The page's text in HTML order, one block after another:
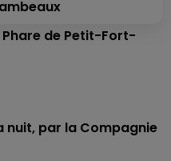
de Petit-Fort-
nuit, par la Compagnie